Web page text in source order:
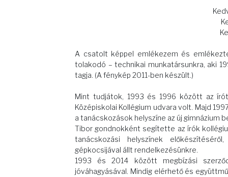
A csatolt képpel emlékezem és
tolakodó – technikai munkatársunkra, aki
tagja. (A fénykép 2011-ben készült.)
Mint tudjátok, 1993 és 1996 között az
Középiskolai Kollégium udvara volt. Majd
a tanácskozások helyszíne az új gimnázium
Tibor gondnokként segítette az írók
tanácskozási helyszínek
gépkocsijával állt rendelkezésünkre.
1993 és 2014 között megbízási
jóváhagyásával. Mindig elérhető és